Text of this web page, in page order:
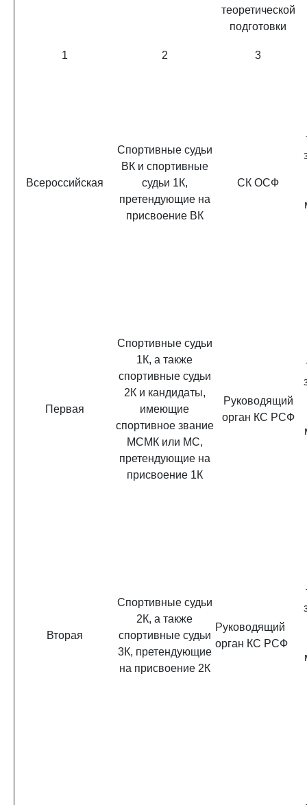
теоретической
подготовки
1 2 3
Всероссийская
Спортивные судьи
ВК и спортивные
судьи 1К,
претендующие на
присвоение ВК
СК ОСФ
Первая
Спортивные судьи
1К, а также
спортивные судьи
2К и кандидаты,
имеющие
спортивное звание
МСМК или МС,
претендующие на
присвоение 1К
Руководящий
орган КС РСФ
Вторая
Спортивные судьи
2К, а также
спортивные судьи
3К, претендующие
на присвоение 2К
Руководящий
орган КС РСФ